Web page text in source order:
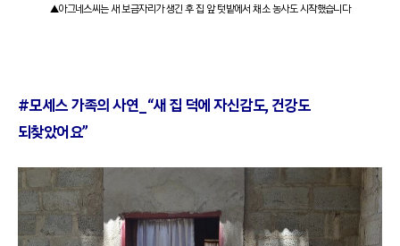
▲아그네스씨는 새 보금자리가 생긴 후 집 앞 텃밭에서 채소 농사도 시작했습니다
#모세스 가족의 사연_“새 집 덕에 자신감도, 건강도
되찾았어요”